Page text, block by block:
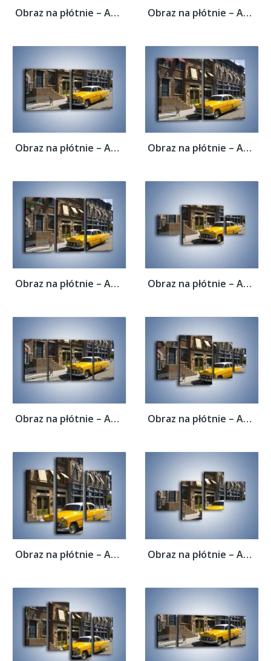
Obraz na płótnie – Amerykańska taksówka z... Obraz na płótnie – Amerykańska taksówka z...
Obraz na płótnie – Amerykańska taksówka z... Obraz na płótnie – Amerykańska taksówka z...
Obraz na płótnie – Amerykańska taksówka z... Obraz na płótnie – Amerykańska taksówka z...
Obraz na płótnie – Amerykańska taksówka z... Obraz na płótnie – Amerykańska taksówka z...
Obraz na płótnie – Amerykańska taksówka z... Obraz na płótnie – Amerykańska taksówka z...